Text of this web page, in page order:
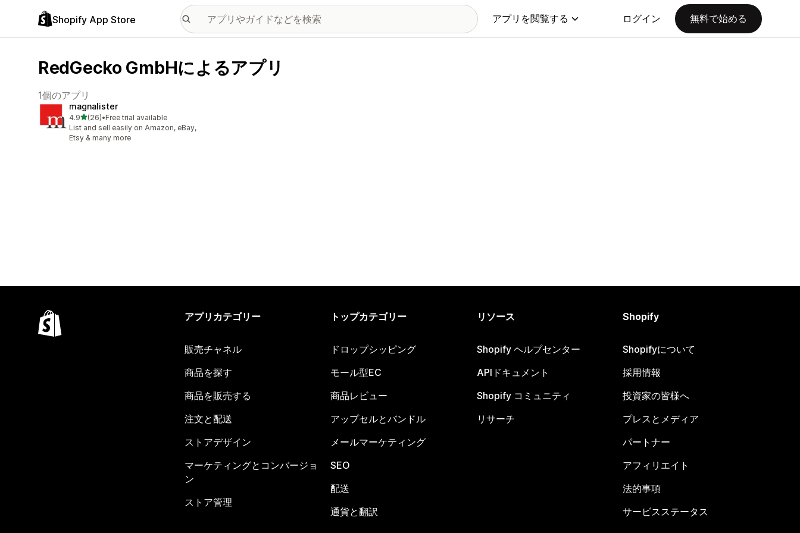
Shopify App Store アプリを閲覧する ログイン 無料で始める
RedGecko GmbHによるアプリ
1個のアプリ
magnalister
4.95つ星中
(26)
合計レビュー数：26件
•Free trial available
List and sell easily on Amazon, eBay,
Etsy & many more
アプリカテゴリー
販売チャネル
商品を探す
商品を販売する
注文と配送
ストアデザイン
マーケティングとコンバージョ
ン
ストア管理
トップカテゴリー
ドロップシッピング
モール型EC
商品レビュー
アップセルとバンドル
メールマーケティング
SEO
配送
通貨と翻訳
リソース
Shopify ヘルプセンター
APIドキュメント
Shopify コミュニティ
リサーチ
Shopify
Shopifyについて
採用情報
投資家の皆様へ
プレスとメディア
パートナー
アフィリエイト
法的事項
サービスステータス